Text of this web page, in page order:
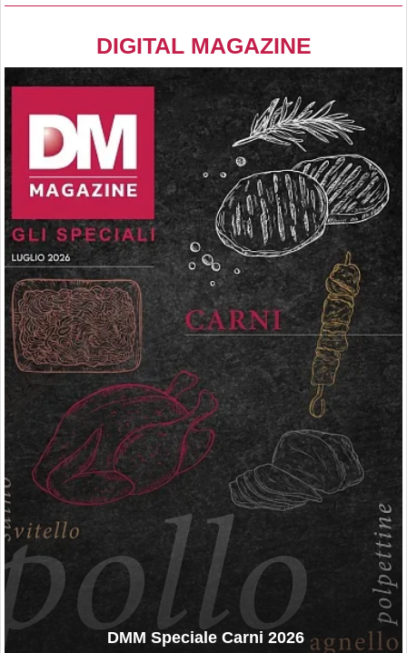
DIGITAL MAGAZINE
DMM Speciale Carni 2026